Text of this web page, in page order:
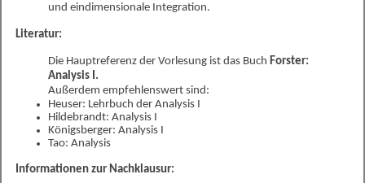
und eindimensionale Integration.
Literatur:
Die Hauptreferenz der Vorlesung ist das Buch Forster:
Analysis I.
Außerdem empfehlenswert sind:
Heuser: Lehrbuch der Analysis I
Hildebrandt: Analysis I
Königsberger: Analysis I
Tao: Analysis
Informationen zur Nachklausur: